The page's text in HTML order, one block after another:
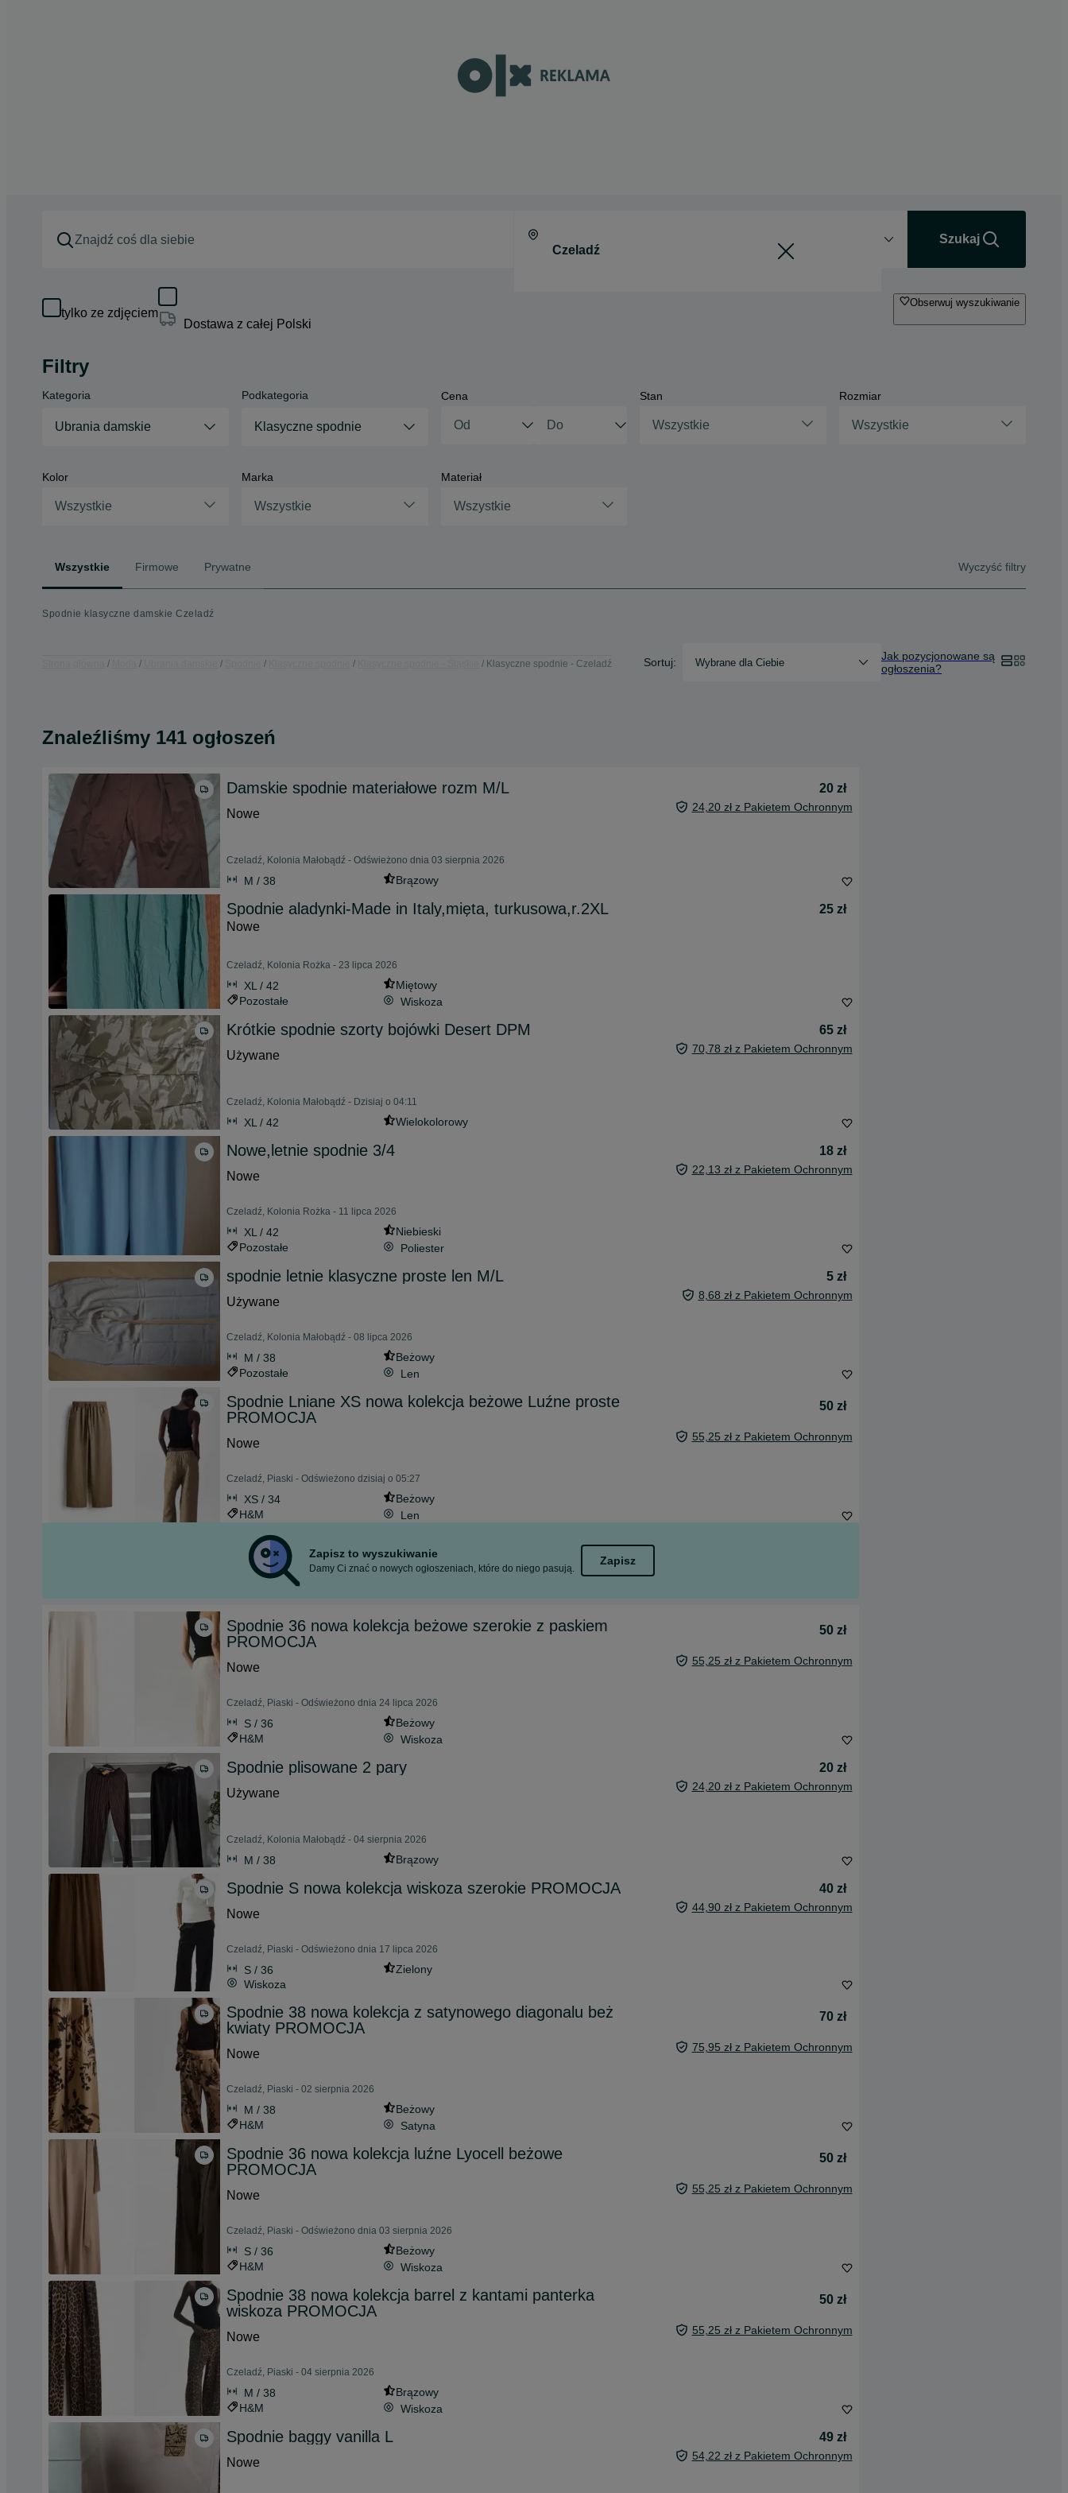
Szukaj
tylko ze zdjęciem
Dostawa z całej Polski
Obserwuj wyszukiwanie
Filtry
Kategoria
Ubrania damskie
Podkategoria
Klasyczne spodnie
Cena Stan
Wszystkie
Rozmiar
Wszystkie
Kolor
Wszystkie
Marka
Wszystkie
Materiał
Wszystkie
Wszystkie Firmowe Prywatne Wyczyść filtry
Spodnie klasyczne damskie Czeladź
Klasyczne spodnie - Czeladź Sortuj: Wybrane dla Ciebie
Jak pozycjonowane są
ogłoszenia?
Znaleźliśmy 141 ogłoszeń
Damskie spodnie materiałowe rozm M/L
20 zł
Nowe
24,20 zł z Pakietem Ochronnym
Czeladź, Kolonia Małobądź - Odświeżono dnia 03 sierpnia 2026
M / 38 Brązowy
Spodnie aladynki-Made in Italy,mięta, turkusowa,r.2XL
25 zł
Nowe
Czeladź, Kolonia Rożka - 23 lipca 2026
XL / 42
Miętowy
Pozostałe
Wiskoza
Krótkie spodnie szorty bojówki Desert DPM
65 zł
Używane
70,78 zł z Pakietem Ochronnym
Czeladź, Kolonia Małobądź - Dzisiaj o 04:11
XL / 42 Wielokolorowy
Nowe,letnie spodnie 3/4
18 zł
Nowe
22,13 zł z Pakietem Ochronnym
Czeladź, Kolonia Rożka - 11 lipca 2026
XL / 42
Niebieski
Pozostałe
Poliester
spodnie letnie klasyczne proste len M/L
5 zł
Używane
8,68 zł z Pakietem Ochronnym
Czeladź, Kolonia Małobądź - 08 lipca 2026
M / 38
Beżowy
Pozostałe
Len
Spodnie Lniane XS nowa kolekcja beżowe Luźne proste
PROMOCJA
50 zł
Nowe 55,25 zł z Pakietem Ochronnym
Czeladź, Piaski - Odświeżono dzisiaj o 05:27
XS / 34
Beżowy
H&M
Len
Zapisz to wyszukiwanie
Damy Ci znać o nowych ogłoszeniach, które do niego pasują.
Zapisz
Spodnie 36 nowa kolekcja beżowe szerokie z paskiem
PROMOCJA
50 zł
Nowe 55,25 zł z Pakietem Ochronnym
Czeladź, Piaski - Odświeżono dnia 24 lipca 2026
S / 36
Beżowy
H&M
Wiskoza
Spodnie plisowane 2 pary
20 zł
Używane
24,20 zł z Pakietem Ochronnym
Czeladź, Kolonia Małobądź - 04 sierpnia 2026
M / 38 Brązowy
Spodnie S nowa kolekcja wiskoza szerokie PROMOCJA
40 zł
Nowe
44,90 zł z Pakietem Ochronnym
Czeladź, Piaski - Odświeżono dnia 17 lipca 2026
S / 36
Zielony
Wiskoza
Spodnie 38 nowa kolekcja z satynowego diagonalu beż
kwiaty PROMOCJA
70 zł
Nowe 75,95 zł z Pakietem Ochronnym
Czeladź, Piaski - 02 sierpnia 2026
M / 38
Beżowy
H&M
Satyna
Spodnie 36 nowa kolekcja luźne Lyocell beżowe
PROMOCJA
50 zł
Nowe 55,25 zł z Pakietem Ochronnym
Czeladź, Piaski - Odświeżono dnia 03 sierpnia 2026
S / 36
Beżowy
H&M
Wiskoza
Spodnie 38 nowa kolekcja barrel z kantami panterka
wiskoza PROMOCJA
50 zł
Nowe 55,25 zł z Pakietem Ochronnym
Czeladź, Piaski - 04 sierpnia 2026
M / 38
Brązowy
H&M
Wiskoza
Spodnie baggy vanilla L
49 zł
Nowe
54,22 zł z Pakietem Ochronnym